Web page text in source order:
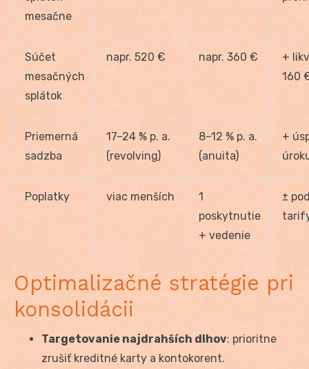
mesačne
Súčet
mesačných
splátok
napr. 520 € napr. 360 €
+
160
Priemerná
sadzba
17–24 % p. a.
(revolving)
8–12 % p. a.
(anuita)
+
Poplatky viac menších
1
poskytnutie
+ vedenie
±
Optimalizačné stratégie pri
konsolidácii
Targetovanie najdrahších dlhov: prioritne
zrušiť kreditné karty a kontokorent.